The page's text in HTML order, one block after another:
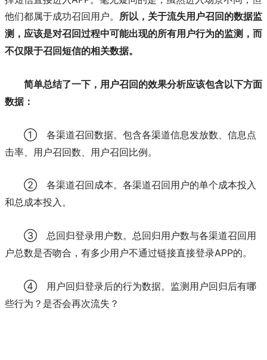
他们都属于成功召回用户。
所以，关于流失用户召回的数据监
测，应该是对召回过程中可能出现的所有用户行为的监测，而
不仅限于召回短信的相关数据。
简单总结了一下，用户召回的效果分析应该包含以下方面
数据：
① 各渠道召回数据。包含各渠道信息发放数、信息点
击率、用户召回数、用户召回比例。
② 各渠道召回成本。各渠道召回用户的单个成本投入
和总成本投入。
③
总回归登录用户数。总回归用户数与各渠道召回用
户总数是否吻合，有多少用户不通过链接直接登录APP的。
④
用户回归登录后的行为数据。监测用户回归后有哪
些行为？是否会再次流失？